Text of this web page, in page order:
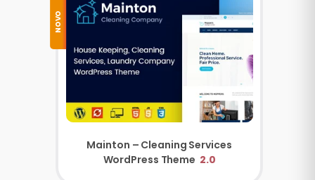
NOVO
Mainton – Cleaning Services
WordPress Theme 2.0